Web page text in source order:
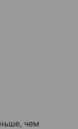
чем